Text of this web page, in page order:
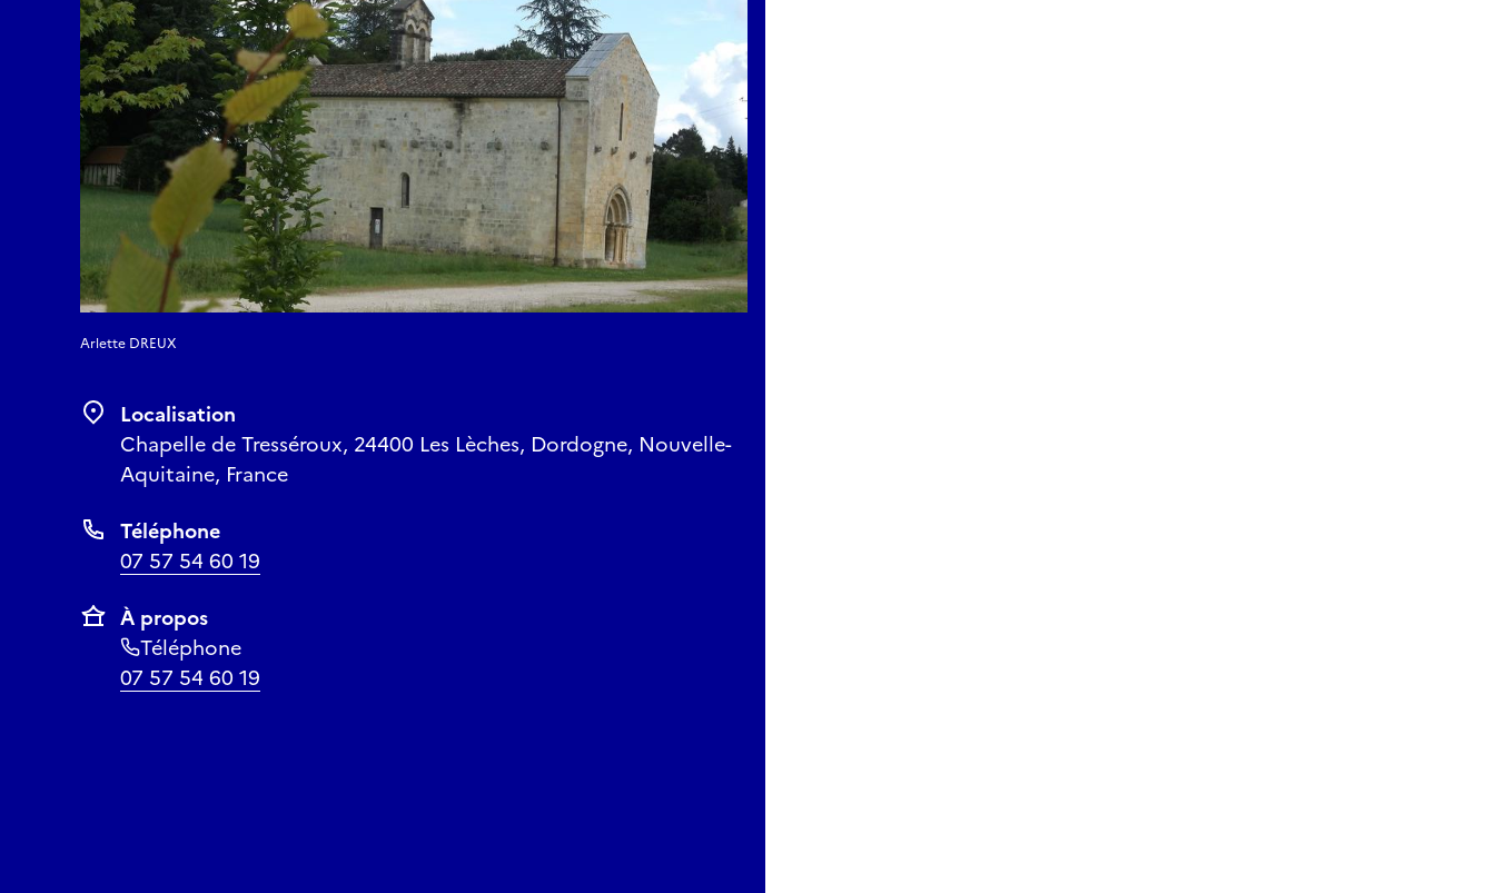
Arlette DREUX
Localisation
Chapelle de Tresséroux, 24400 Les Lèches, Dordogne, Nouvelle-
Aquitaine, France
Téléphone
07 57 54 60 19
À propos
Téléphone
07 57 54 60 19